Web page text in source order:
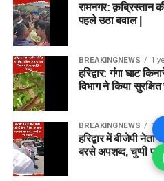
रामनगर: क़ब्रिस्तान
पहले उठा बवाल |
BREAKINGNEWS 1
हरिद्वार: गंगा घाट
विभाग ने किया
BREAKINGNEWS 1
हरिद्वार में बीजेपी
बरसे अपशब्द, चुप्पी